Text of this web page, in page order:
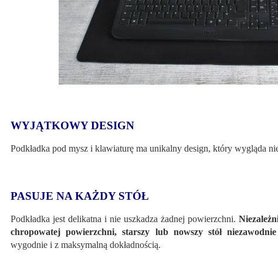
WYJĄTKOWY DESIGN
Podkładka pod mysz i klawiaturę ma unikalny design, który wygląda
PASUJE NA KAŻDY STÓŁ
Podkładka jest delikatna i nie uszkadza żadnej powierzchni.
chropowatej powierzchni, starszy lub nowszy stół
wygodnie i z maksymalną dokładnością.